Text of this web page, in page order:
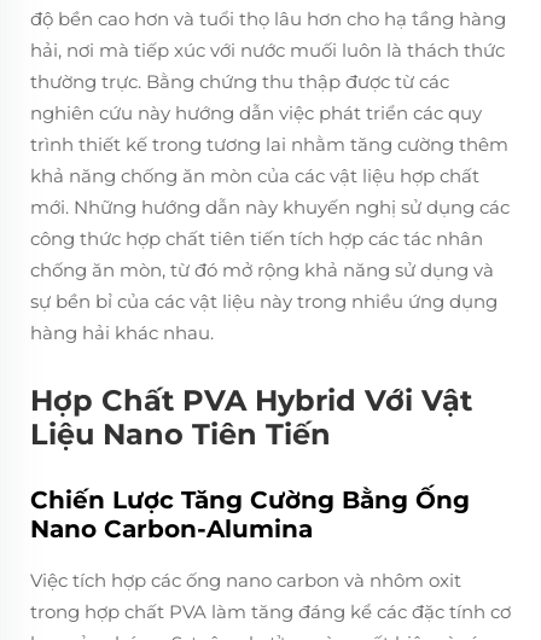
độ bền cao hơn và tuổi thọ lâu hơn cho hạ tầng hàng
hải, nơi mà tiếp xúc với nước muối luôn là thách thức
thường trực. Bằng chứng thu thập được từ các
nghiên cứu này hướng dẫn việc phát triển các quy
trình thiết kế trong tương lai nhằm tăng cường thêm
khả năng chống ăn mòn của các vật liệu hợp chất
mới. Những hướng dẫn này khuyến nghị sử dụng các
công thức hợp chất tiên tiến tích hợp các tác nhân
chống ăn mòn, từ đó mở rộng khả năng sử dụng và
sự bền bỉ của các vật liệu này trong nhiều ứng dụng
hàng hải khác nhau.
Hợp Chất PVA Hybrid Với Vật
Liệu Nano Tiên Tiến
Chiến Lược Tăng Cường Bằng Ống
Nano Carbon-Alumina
Việc tích hợp các ống nano carbon và nhôm oxit
trong hợp chất PVA làm tăng đáng kể các đặc tính cơ